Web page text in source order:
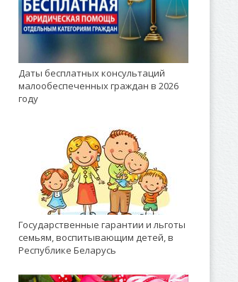
Даты бесплатных консультаций
малообеспеченных граждан в 2026
году
Государственные гарантии и льготы
семьям, воспитывающим детей, в
Республике Беларусь